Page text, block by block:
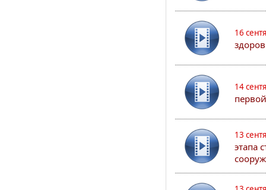
16
14
13
этапа